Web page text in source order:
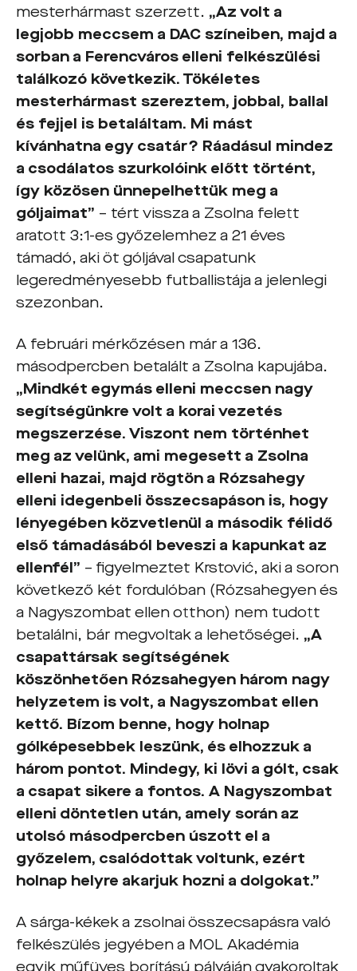
mesterhármast szerzett. „Az volt a
legjobb meccsem a DAC színeiben, majd a
sorban a Ferencváros elleni felkészülési
találkozó következik. Tökéletes
mesterhármast szereztem, jobbal, ballal
és fejjel is betaláltam. Mi mást
kívánhatna egy csatár? Ráadásul mindez
a csodálatos szurkolóink előtt történt,
így közösen ünnepelhettük meg a
góljaimat” – tért vissza a Zsolna felett
aratott 3:1-es győzelemhez a 21 éves
támadó, aki öt góljával csapatunk
legeredményesebb futballistája a jelenlegi
szezonban.
A februári mérkőzésen már a 136.
másodpercben betalált a Zsolna kapujába.
„Mindkét egymás elleni meccsen nagy
segítségünkre volt a korai vezetés
megszerzése. Viszont nem történhet
meg az velünk, ami megesett a Zsolna
elleni hazai, majd rögtön a Rózsahegy
elleni idegenbeli összecsapáson is, hogy
lényegében közvetlenül a második félidő
első támadásából beveszi a kapunkat az
ellenfél” – figyelmeztet Krstović, aki a soron
következő két fordulóban (Rózsahegyen és
a Nagyszombat ellen otthon) nem tudott
betalálni, bár megvoltak a lehetőségei. „A
csapattársak segítségének
köszönhetően Rózsahegyen három nagy
helyzetem is volt, a Nagyszombat ellen
kettő. Bízom benne, hogy holnap
gólképesebbek leszünk, és elhozzuk a
három pontot. Mindegy, ki lövi a gólt, csak
a csapat sikere a fontos. A Nagyszombat
elleni döntetlen után, amely során az
utolsó másodpercben úszott el a
győzelem, csalódottak voltunk, ezért
holnap helyre akarjuk hozni a dolgokat.”
A sárga-kékek a zsolnai összecsapásra való
felkészülés jegyében a MOL Akadémia
egyik műfüves borítású pályáján gyakoroltak